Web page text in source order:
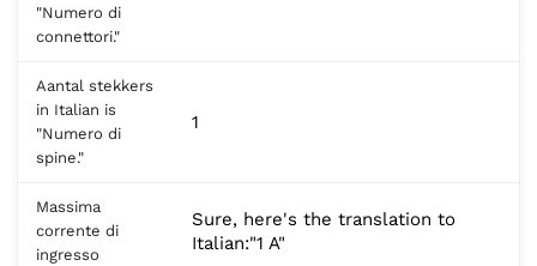
"Numero di
connettori."
Aantal stekkers
in Italian is
"Numero di
spine."
1
Massima
corrente di
ingresso
Sure, here's the translation to
Italian:"1 A"